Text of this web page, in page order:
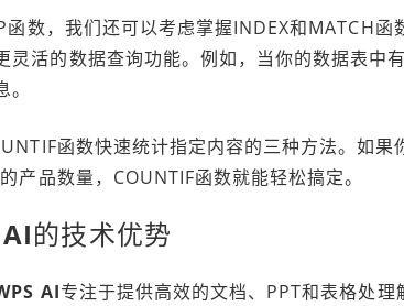
函数，我们还可以考虑掌握INDEX和MATCH
灵活的数据查询功能。例如，当你的数据表中
函数快速统计指定内容的三种方法。如
产品数量，COUNTIF函数就能轻松搞定。
的技术优势
AI专注于提供高效的文档、PPT和表格处